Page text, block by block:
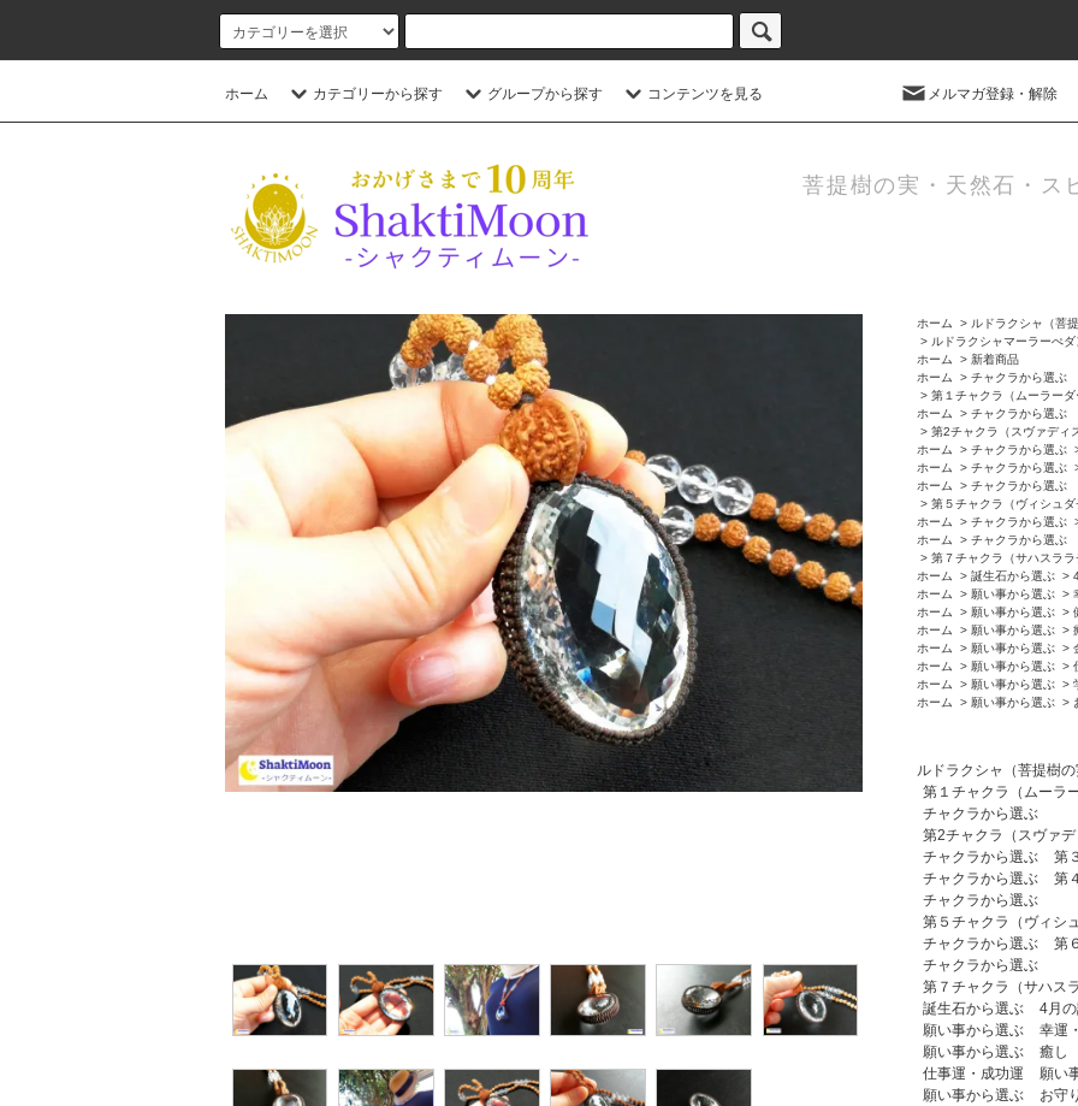
ホーム カテゴリーから探す グループから探す コンテンツを見る メルマガ登録・解除
菩提樹の実・天然石・ス
ホーム > ルドラクシャ（菩提
> ルドラクシャマーラーぺ
ホーム
> 新着商品
ホーム
> チャクラから選ぶ
> 第１チャクラ（ムーラー
ホーム
> チャクラから選ぶ
> 第2チャクラ（スヴァディ
ホーム
> チャクラから選ぶ
ホーム
> チャクラから選ぶ
ホーム
> チャクラから選ぶ
> 第５チャクラ（ヴィシュ
ホーム
> チャクラから選ぶ
ホーム
> チャクラから選ぶ
> 第７チャクラ（サハスラ
ホーム
> 誕生石から選ぶ >
ホーム
> 願い事から選ぶ >
ホーム
> 願い事から選ぶ >
ホーム
> 願い事から選ぶ >
ホーム
> 願い事から選ぶ >
ホーム
> 願い事から選ぶ >
ホーム
> 願い事から選ぶ >
ホーム
> 願い事から選ぶ >
ルドラクシャ（菩提樹の
第１チャクラ（ムーラ
チャクラから選ぶ
第2チャクラ（スヴァ
チャクラから選ぶ
第
チャクラから選ぶ
第
チャクラから選ぶ
第５チャクラ（ヴィシ
チャクラから選ぶ
第
チャクラから選ぶ
第７チャクラ（サハス
誕生石から選ぶ
4月
願い事から選ぶ
幸運
願い事から選ぶ
癒し
仕事運・成功運
願い
願い事から選ぶ
お守